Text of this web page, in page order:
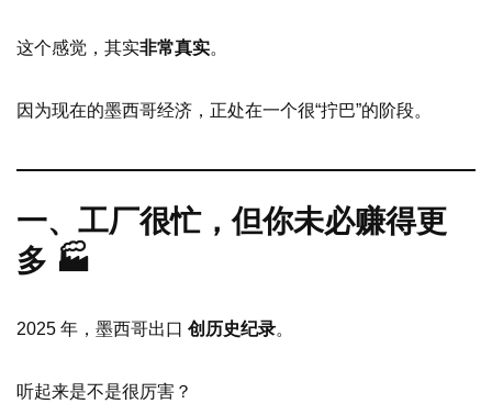
这个感觉，其实非常真实。
因为现在的墨西哥经济，正处在一个很“拧巴”的阶段。
一、工厂很忙，但你未必赚得更
多 🏭
2025 年，墨西哥出口 创历史纪录。
听起来是不是很厉害？